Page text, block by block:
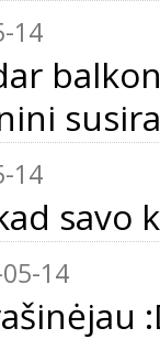
14
14
14